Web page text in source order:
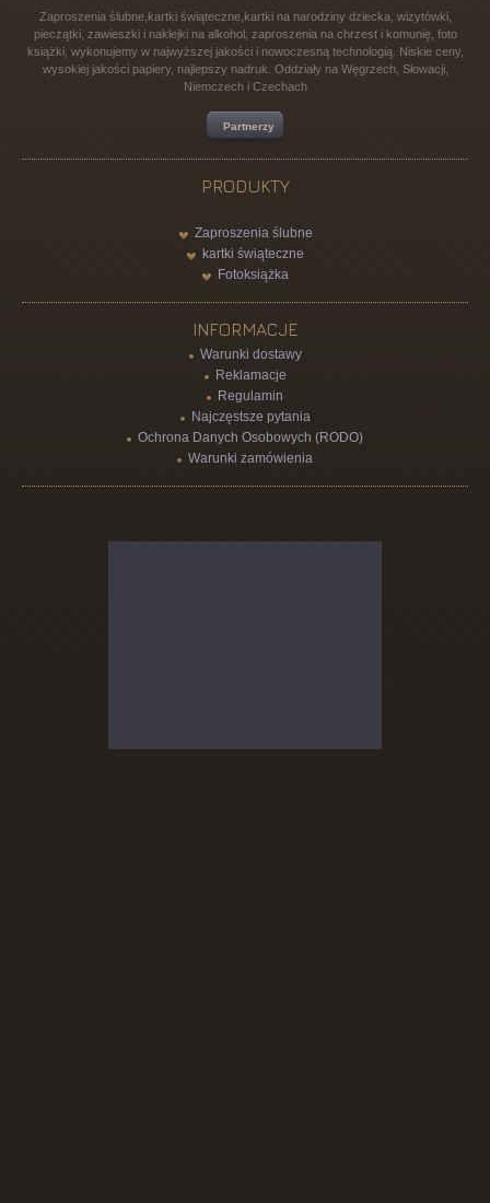
Zaproszenia ślubne,kartki świąteczne,kartki na narodziny dziecka, wizytówki,
pieczątki, zawieszki i naklejki na alkohol, zaproszenia na chrzest i komunię, foto
książki, wykonujemy w najwyższej jakości i nowoczesną technologią. Niskie ceny,
wysokiej jakości papiery, najlepszy nadruk. Oddziały na Węgrzech, Słowacji,
Niemczech i Czechach
Partnerzy
PRODUKTY
Zaproszenia ślubne
kartki świąteczne
Fotoksiążka
INFORMACJE
Warunki dostawy
Reklamacje
Regulamin
Najczęstsze pytania
Ochrona Danych Osobowych (RODO)
Warunki zamówienia